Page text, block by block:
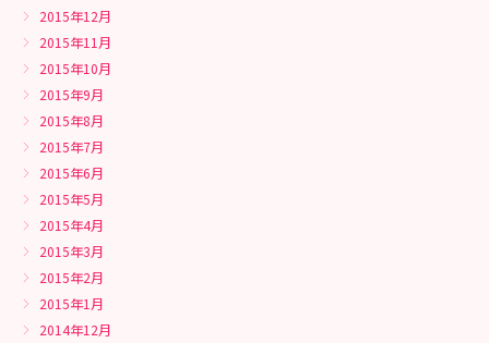
2015年12月
2015年11月
2015年10月
2015年9月
2015年8月
2015年7月
2015年6月
2015年5月
2015年4月
2015年3月
2015年2月
2015年1月
2014年12月